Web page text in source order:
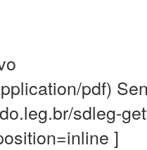
pdf)
sdleg-
]